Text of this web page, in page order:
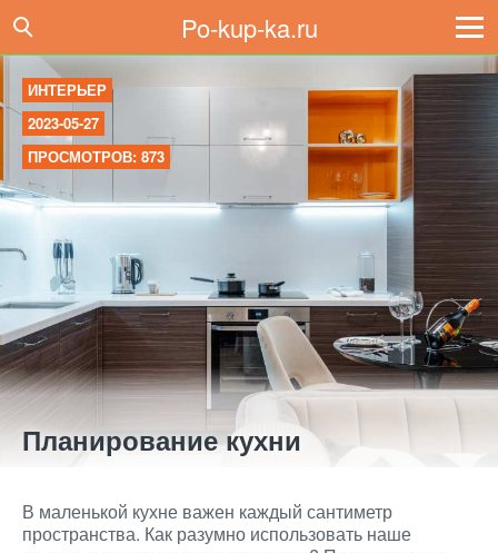
Po-kup-ka.ru
ИНТЕРЬЕР
2023-05-27
ПРОСМОТРОВ: 873
Планирование кухни
В маленькой кухне важен каждый сантиметр
пространства. Как разумно использовать наше